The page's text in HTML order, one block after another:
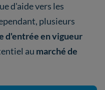
d'aide vers les
plusieurs
d'entrée en vigueur
au marché de